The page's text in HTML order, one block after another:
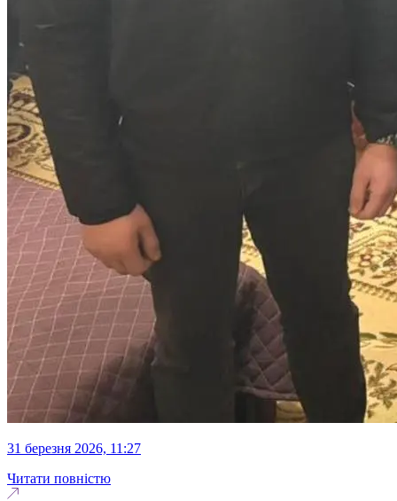
31 березня 2026, 11:27
Читати повністю